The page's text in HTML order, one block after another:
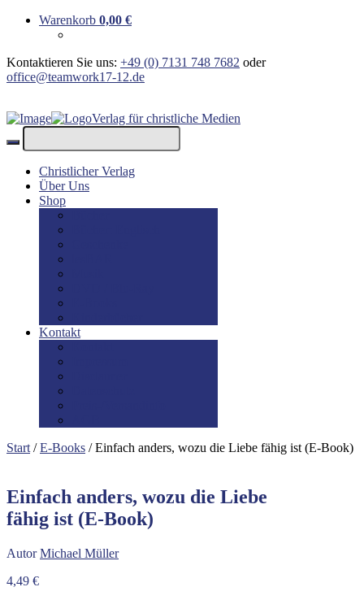
Warenkorb 0,00 €
Kontaktieren Sie uns: +49 (0) 7131 748 7682 oder
office@teamwork17-12.de
Verlag für christliche Medien
Christlicher Verlag
Über Uns
Shop
Kontakt
Start /E-Books / Einfach anders, wozu die Liebe fähig ist (E-Book)
Einfach anders, wozu die Liebe
fähig ist (E-Book)
AutorMichael Müller
4,49 €